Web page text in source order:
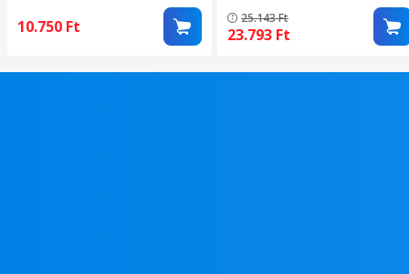
10.750 Ft
25.143Ft
23.793 Ft